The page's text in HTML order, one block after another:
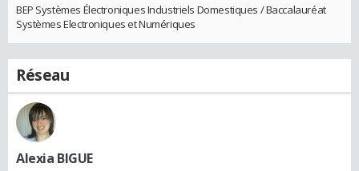
BEP Systèmes Électroniques Industriels Domestiques / Baccalauréat
Systèmes Electroniques et Numériques
Réseau
Alexia BIGUE